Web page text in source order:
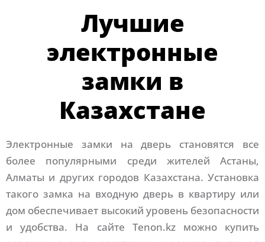
Лучшие
электронные
замки в
Казахстане
Электронные замки на дверь становятся все
более популярными среди жителей Астаны,
Алматы и других городов Казахстана. Установка
такого замка на входную дверь в квартиру или
дом обеспечивает высокий уровень безопасности
и удобства. На сайте Tenon.kz можно купить